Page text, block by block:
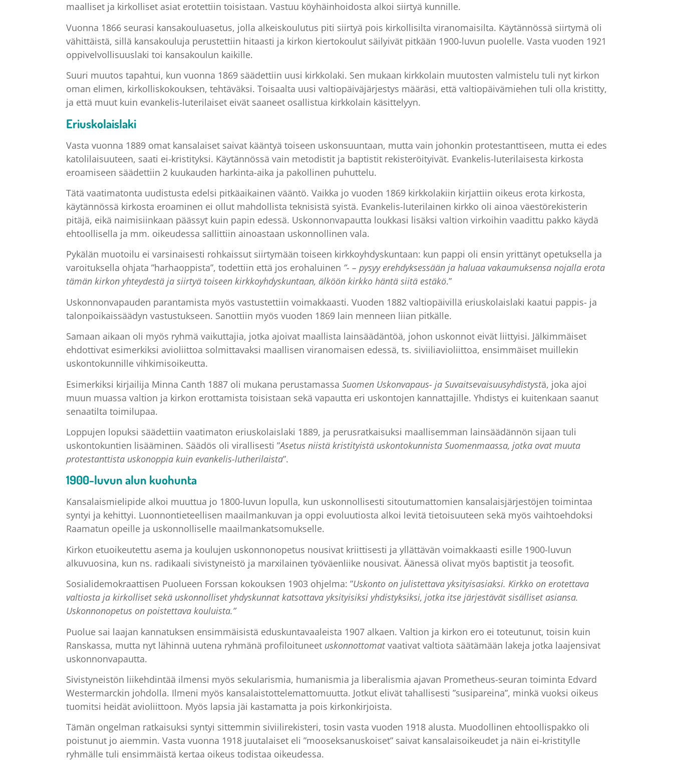
maalliset ja kirkolliset asiat erotettiin toisistaan. Vastuu köyhäinhoidosta alkoi siirtyä kunnille.
Vuonna 1866 seurasi kansakouluasetus, jolla alkeiskoulutus piti siirtyä pois kirkollisilta viranomaisilta. Käytännössä siirtymä oli
vähittäistä, sillä kansakouluja perustettiin hitaasti ja kirkon kiertokoulut säilyivät pitkään 1900-luvun puolelle. Vasta vuoden 1921
oppivelvollisuuslaki toi kansakoulun kaikille.
Suuri muutos tapahtui, kun vuonna 1869 säädettiin uusi kirkkolaki. Sen mukaan kirkkolain muutosten valmistelu tuli nyt kirkon
oman elimen, kirkolliskokouksen, tehtäväksi. Toisaalta uusi valtiopäiväjärjestys määräsi, että valtiopäivämiehen tuli olla kristitty,
ja että muut kuin evankelis-luterilaiset eivät saaneet osallistua kirkkolain käsittelyyn.
Eriuskolaislaki
Vasta vuonna 1889 omat kansalaiset saivat kääntyä toiseen uskonsuuntaan, mutta vain johonkin protestanttiseen, mutta ei edes
katolilaisuuteen, saati ei-kristityksi. Käytännössä vain metodistit ja baptistit rekisteröityivät. Evankelis-luterilaisesta kirkosta
eroamiseen säädettiin 2 kuukauden harkinta-aika ja pakollinen puhuttelu.
Tätä vaatimatonta uudistusta edelsi pitkäaikainen vääntö. Vaikka jo vuoden 1869 kirkkolakiin kirjattiin oikeus erota kirkosta,
käytännössä kirkosta eroaminen ei ollut mahdollista teknisistä syistä. Evankelis-luterilainen kirkko oli ainoa väestörekisterin
pitäjä, eikä naimisiinkaan päässyt kuin papin edessä. Uskonnonvapautta loukkasi lisäksi valtion virkoihin vaadittu pakko käydä
ehtoollisella ja mm. oikeudessa sallittiin ainoastaan uskonnollinen vala.
Pykälän muotoilu ei varsinaisesti rohkaissut siirtymään toiseen kirkkoyhdyskuntaan: kun pappi oli ensin yrittänyt opetuksella ja
varoituksella ohjata ”harhaoppista”, todettiin että jos erohaluinen ”- – pysyy erehdyksessään ja haluaa vakaumuksensa nojalla erota
tämän kirkon yhteydestä ja siirtyä toiseen kirkkoyhdyskuntaan, älköön kirkko häntä siitä estäkö.”
Uskonnonvapauden parantamista myös vastustettiin voimakkaasti. Vuoden 1882 valtiopäivillä eriuskolaislaki kaatui pappis- ja
talonpoikaissäädyn vastustukseen. Sanottiin myös vuoden 1869 lain menneen liian pitkälle.
Samaan aikaan oli myös ryhmä vaikuttajia, jotka ajoivat maallista lainsäädäntöä, johon uskonnot eivät liittyisi. Jälkimmäiset
ehdottivat esimerkiksi avioliittoa solmittavaksi maallisen viranomaisen edessä, ts. siviiliavioliittoa, ensimmäiset muillekin
uskontokunnille vihkimisoikeutta.
Esimerkiksi kirjailija Minna Canth 1887 oli mukana perustamassa Suomen Uskonvapaus- ja Suvaitsevaisuusyhdistystä, joka ajoi
muun muassa valtion ja kirkon erottamista toisistaan sekä vapautta eri uskontojen kannattajille. Yhdistys ei kuitenkaan saanut
senaatilta toimilupaa.
Loppujen lopuksi säädettiin vaatimaton eriuskolaislaki 1889, ja perusratkaisuksi maallisemman lainsäädännön sijaan tuli
uskontokuntien lisääminen. Säädös oli virallisesti ”Asetus niistä kristityistä uskontokunnista Suomenmaassa, jotka ovat muuta
protestanttista uskonoppia kuin evankelis-lutherilaista”.
1900-luvun alun kuohunta
Kansalaismielipide alkoi muuttua jo 1800-luvun lopulla, kun uskonnollisesti sitoutumattomien kansalaisjärjestöjen toimintaa
syntyi ja kehittyi. Luonnontieteellisen maailmankuvan ja oppi evoluutiosta alkoi levitä tietoisuuteen sekä myös vaihtoehdoksi
Raamatun opeille ja uskonnolliselle maailmankatsomukselle.
Kirkon etuoikeutettu asema ja koulujen uskonnonopetus nousivat kriittisesti ja yllättävän voimakkaasti esille 1900-luvun
alkuvuosina, kun ns. radikaali sivistyneistö ja marxilainen työväenliike nousivat. Äänessä olivat myös baptistit ja teosofit.
Sosialidemokraattisen Puolueen Forssan kokouksen 1903 ohjelma: ”Uskonto on julistettava yksityisasiaksi. Kirkko on erotettava
valtiosta ja kirkolliset sekä uskonnolliset yhdyskunnat katsottava yksityisiksi yhdistyksiksi, jotka itse järjestävät sisälliset asiansa.
Uskonnonopetus on poistettava kouluista.”
Puolue sai laajan kannatuksen ensimmäisistä eduskuntavaaleista 1907 alkaen. Valtion ja kirkon ero ei toteutunut, toisin kuin
Ranskassa, mutta nyt lähinnä uutena ryhmänä profiloituneet uskonnottomatvaativat valtiota säätämään lakeja jotka laajensivat
uskonnonvapautta.
Sivistyneistön liikehdintää ilmensi myös sekularismia, humanismia ja liberalismia ajavan Prometheus-seuran toiminta Edvard
Westermarckin johdolla. Ilmeni myös kansalaistottelemattomuutta. Jotkut elivät tahallisesti ”susipareina”, minkä vuoksi oikeus
tuomitsi heidät avioliittoon. Myös lapsia jäi kastamatta ja pois kirkonkirjoista.
Tämän ongelman ratkaisuksi syntyi sittemmin siviilirekisteri, tosin vasta vuoden 1918 alusta. Muodollinen ehtoollispakko oli
poistunut jo aiemmin. Vasta vuonna 1918 juutalaiset eli ”mooseksanuskoiset” saivat kansalaisoikeudet ja näin ei-kristitylle
ryhmälle tuli ensimmäistä kertaa oikeus todistaa oikeudessa.